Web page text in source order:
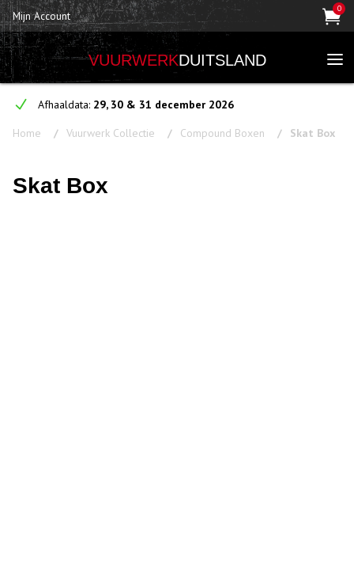
Mijn Account
0
VUURWERKDUITSLAND
Afhaaldata: 29, 30 & 31 december 2026
Home
Vuurwerk Collectie Compound Boxen Skat Box
Skat Box